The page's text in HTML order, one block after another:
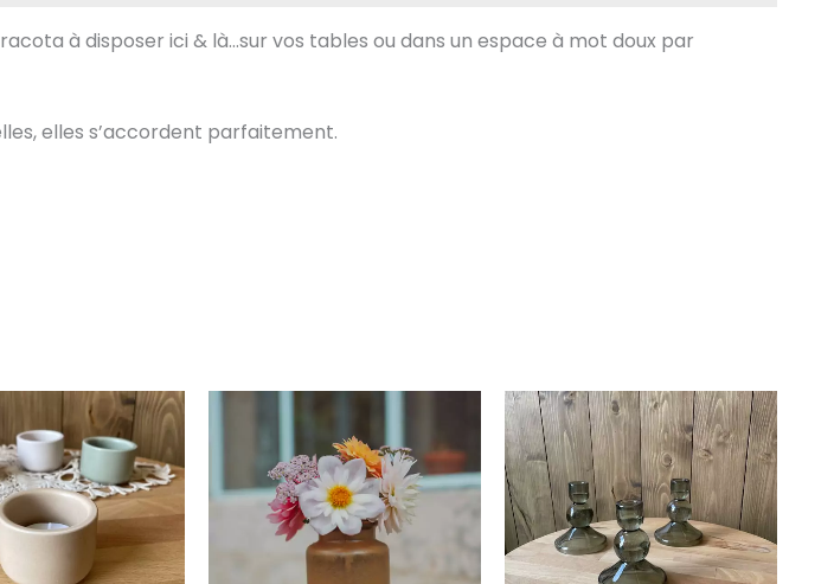
à disposer ici & là…sur vos tables ou dans un espace à mot doux par
elles s’accordent parfaitement.